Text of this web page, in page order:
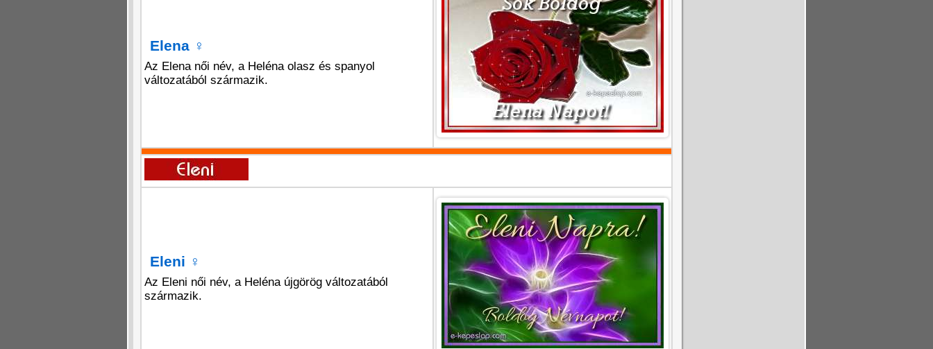
Elena ♀
Az Elena női név, a Heléna olasz és spanyol
változatából származik.
Eleni ♀
Az Eleni női név, a Heléna újgörög változatából
származik.